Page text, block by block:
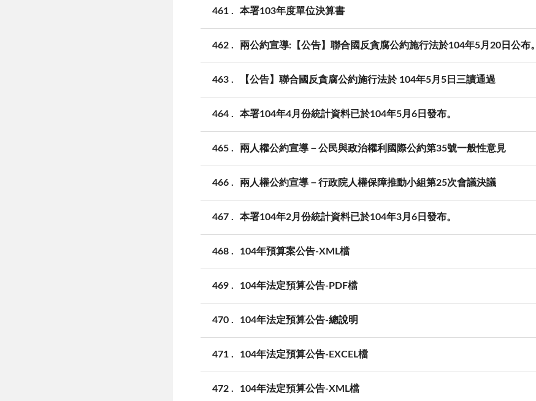
461 本署103年度單位決算書
462 兩公約宣導:【公告】聯合國反貪腐公約施行法於104年5月20日公布。
463 【公告】聯合國反貪腐公約施行法於 104年5月5日三讀通過
464 本署104年4月份統計資料已於104年5月6日發布。
465 兩人權公約宣導－公民與政治權利國際公約第35號一般性意見
466 兩人權公約宣導－行政院人權保障推動小組第25次會議決議
467 本署104年2月份統計資料已於104年3月6日發布。
468 104年預算案公告-XML檔
469 104年法定預算公告-PDF檔
470 104年法定預算公告-總說明
471 104年法定預算公告-EXCEL檔
472 104年法定預算公告-XML檔